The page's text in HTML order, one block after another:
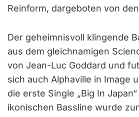
Reinform, dargeboten von
Der geheimnisvoll klingende
aus dem gleichnamigen
von Jean-Luc Goddard und
sich auch Alphaville in Image
die erste Single „Big In
ikonischen Bassline wurde